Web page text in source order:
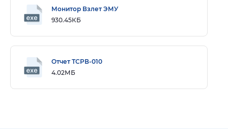
Монитор Взлет ЭМУ
930.45КБ
Отчет ТСРВ-010
4.02МБ